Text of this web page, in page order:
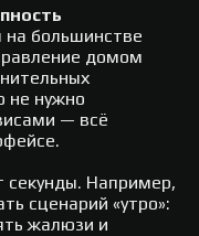
большинстве
домом
не нужно
— всё
секунды. Например,
сценарий «утро»:
жалюзи и